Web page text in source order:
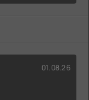
01.08.26